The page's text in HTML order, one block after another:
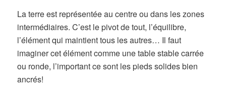
La terre est représentée au centre ou dans les zones
intermédiaires. C’est le pivot de tout, l’équilibre,
l’élément qui maintient tous les autres… Il faut
imaginer cet élément comme une table stable carrée
ou ronde, l’important ce sont les pieds solides bien
ancrés!